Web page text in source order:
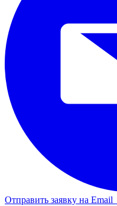
Отправить заявку на Email